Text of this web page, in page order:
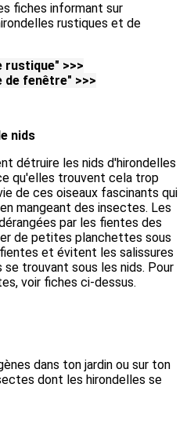
fiches informant sur
rustiques et de
rustique" >>>
de fenêtre" >>>
nids
détruire les nids d'hirondelles
qu'elles trouvent cela trop
de ces oiseaux fascinants qui
mangeant des insectes. Les
par les fientes des
de petites planchettes sous
et évitent les salissures
trouvant sous les nids. Pour
voir fiches ci-dessus.
dans ton jardin ou sur ton
dont les hirondelles se